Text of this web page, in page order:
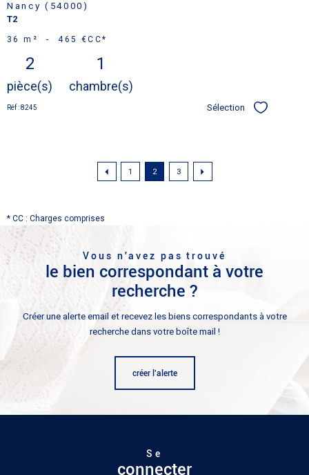
Nancy (54000)
T2
36 m² - 465 €CC*
2
pièce(s)
1
chambre(s)
Réf : 8245 Sélection Sélectionner
1 2 3
* CC : Charges comprises
Vous n'avez pas trouvé
le bien correspondant à votre
recherche ?
Créer une alerte email et recevez les biens correspondants à votre
recherche dans votre boîte mail !
créer l'alerte
Se
connecter